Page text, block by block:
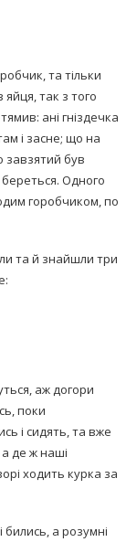
та тільки
так з того
ані гніздечка
і засне; що на
завзятий був
Одного
горобчиком, по
та й знайшли три
аж догори
поки
і сидять, та вже
де ж наші
ходить курка за
бились, а розумні